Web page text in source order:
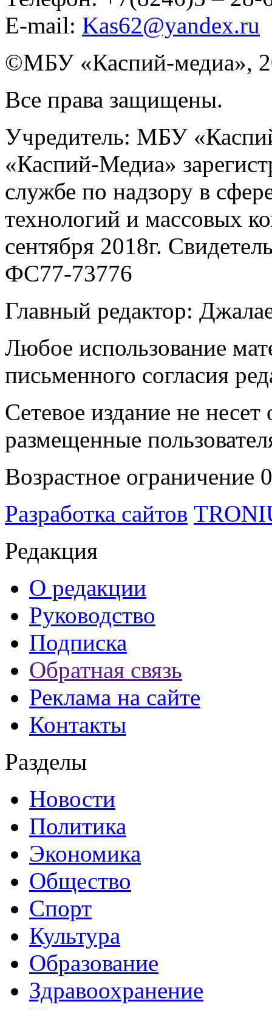
E-mail: Kas62@yandex.ru
©️МБУ «Каспий-медиа»,
Все права защищены.
Учредитель: МБУ
«Каспий-Медиа»
службе по надзору в
технологий и массовых
сентября 2018г.
ФС77-73776
Главный редактор:
Любое использование
письменного согласия
Сетевое издание не
размещенные
Возрастное ограничение
Разработка сайтов
Редакция
О редакции
Руководство
Подписка
Обратная связь
Реклама на сайте
Контакты
Разделы
Новости
Политика
Экономика
Общество
Спорт
Культура
Образование
Здравоохранение